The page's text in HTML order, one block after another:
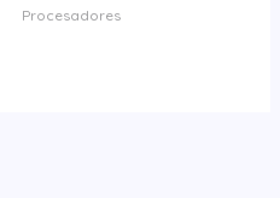
Procesadores